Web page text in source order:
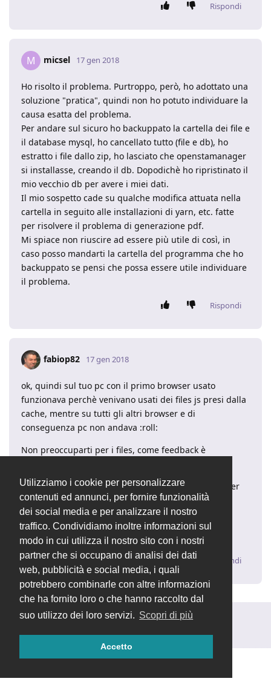
Utilizziamo i cookie per personalizzare
contenuti ed annunci, per fornire funzionalità
dei social media e per analizzare il nostro
traffico. Condividiamo inoltre informazioni sul
modo in cui utilizza il nostro sito con i nostri
partner che si occupano di analisi dei dati
web, pubblicità e social media, i quali
potrebbero combinarle con altre informazioni
che ha fornito loro o che hanno raccolto dal
suo utilizzo dei loro servizi. Scopri di più
Accetto
Rispondi
M micsel 17 gen 2018
Ho risolto il problema. Purtroppo, però, ho adottato una
soluzione "pratica", quindi non ho potuto individuare la
causa esatta del problema.
Per andare sul sicuro ho backuppato la cartella dei file e
il database mysql, ho cancellato tutto (file e db), ho
estratto i file dallo zip, ho lasciato che openstamanager
si installasse, creando il db. Dopodichè ho ripristinato il
mio vecchio db per avere i miei dati.
Il mio sospetto cade su qualche modifica attuata nella
cartella in seguito alle installazioni di yarn, etc. fatte
per risolvere il problema di generazione pdf.
Mi spiace non riuscire ad essere più utile di così, in
caso posso mandarti la cartella del programma che ho
backuppato se pensi che possa essere utile individuare
il problema.
Rispondi
fabiop82 17 gen 2018
ok, quindi sul tuo pc con il primo browser usato
funzionava perchè venivano usati dei files js presi dalla
cache, mentre su tutti gli altri browser e di
conseguenza pc non andava :roll:
Non preoccuparti per i files, come feedback è
Abbiamo usato parecchie nuove logiche e librerie per
questa nuova versione e stiamo "scoprendo" i vari
problemi giorno per giorno!
Grazie ancora per il feedback!
Rispondi
Rispondi alla discussione...